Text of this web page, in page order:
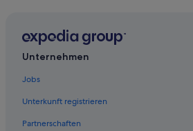
Familien in Los Cristianos
All-Inclusive- in Los Cristianos
Ferienwohnungen in Playa de las Américas
5-Sterne-Hotels in Playa de las Américas
Unternehmen
Jobs
Unterkunft registrieren
Partnerschaften